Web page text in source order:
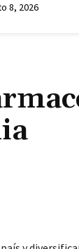
8, 2026